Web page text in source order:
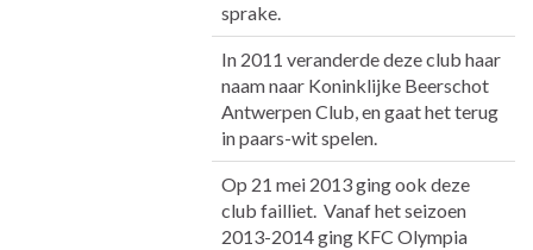
sprake.
In 2011 veranderde deze club haar
naam naar Koninklijke Beerschot
Antwerpen Club, en gaat het terug
in paars-wit spelen.
Op 21 mei 2013 ging ook deze
club failliet. Vanaf het seizoen
2013-2014 ging KFC Olympia